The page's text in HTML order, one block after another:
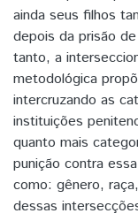
ainda seus filhos
depois da prisão
tanto, a
metodológica
intercruzando as
instituições
quanto mais
punição contra
como: gênero,
dessas